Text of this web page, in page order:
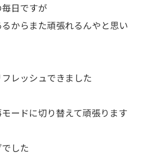
日ですが
からまた頑張れるんやと思い
レッシュできました
ードに切り替えて頑張ります
した